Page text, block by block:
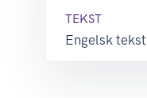
TEKST
Engelsk tekst